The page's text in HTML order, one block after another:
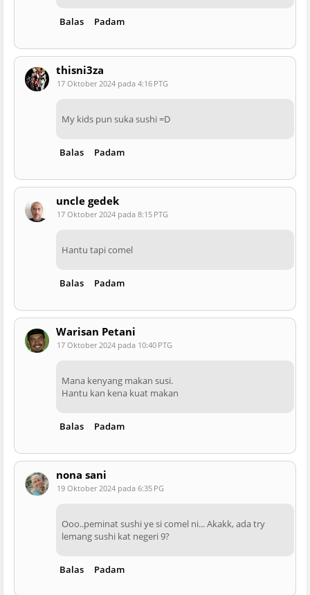
Balas Padam
thisni3za
17 Oktober 2024 pada 4:16 PTG
My kids pun suka sushi =D
Balas Padam
uncle gedek
17 Oktober 2024 pada 8:15 PTG
Hantu tapi comel
Balas Padam
Warisan Petani
17 Oktober 2024 pada 10:40 PTG
Mana kenyang makan susi.
Hantu kan kena kuat makan
Balas Padam
nona sani
19 Oktober 2024 pada 6:35 PG
Ooo..peminat sushi ye si comel ni... Akakk, ada try
lemang sushi kat negeri 9?
Balas Padam